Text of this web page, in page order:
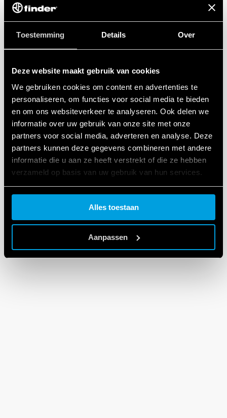
Toestemming Details Over
Deze website maakt gebruik van cookies
We gebruiken cookies om content en advertenties te
personaliseren, om functies voor social media te bieden
en om ons websiteverkeer te analyseren. Ook delen we
informatie over uw gebruik van onze site met onze
partners voor social media, adverteren en analyse. Deze
partners kunnen deze gegevens combineren met andere
informatie die u aan ze heeft verstrekt of die ze hebben
verzameld op basis van uw gebruik van hun services.
Cookie policy.
Alles toestaan
Aanpassen
NIEUWE PRODUCTEN
De Serie 83 industriële tijdrelais bestond tot voor kort
uit twee multifunctie en zes monofunctie
uitvoering, type 83.52, aan toegevoegd. De al
bestaand...